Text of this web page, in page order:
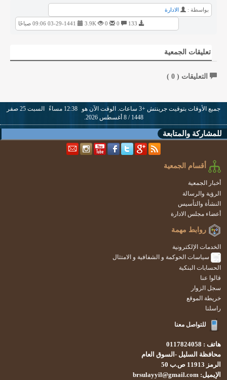
بواسطة : الادارة
3.9K
تعليقات الجمعية
التعليقات ( 0
)
جميع الأوقات بتوقيت جرينتش +3 ساعات. الوقت الآن هو 12:38 مساءً
السبت 25 صفر
1448 / 8 أغسطس 2026.
للمشاركة والمتابعة
أقسام الجمعية
أخبار الجمعية
الرؤية والرسالة
النشأة والتأسيس
أعضاء مجلس الادارة
روابط مهمة
الخدمات الإلكترونية
سياسات الحوكمة و الشفافية و الامتثال
الحسابات البنكية
قالوا عنا
سجل الزوار
خريطة الموقع
راسلنا
للتواصل معنا
هاتف : 0117824058
محافظة السليل -السوق العام
الرمز 11913 ص.ب 50
الإيميل: brsulayyil@gmail.com